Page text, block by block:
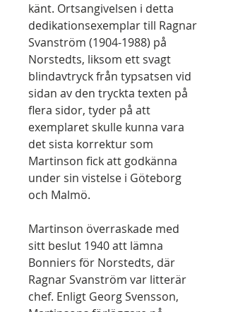
känt. Ortsangivelsen i detta
dedikationsexemplar till Ragnar
Svanström (1904-1988) på
Norstedts, liksom ett svagt
blindavtryck från typsatsen vid
sidan av den tryckta texten på
flera sidor, tyder på att
exemplaret skulle kunna vara
det sista korrektur som
Martinson fick att godkänna
under sin vistelse i Göteborg
och Malmö.
Martinson överraskade med
sitt beslut 1940 att lämna
Bonniers för Norstedts, där
Ragnar Svanström var litterär
chef. Enligt Georg Svensson,